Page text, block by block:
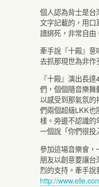
個人認為背士是台
文字記載的，用口
譜綁死，非常自由
牽手說『十殿』
去抓那現世為非作
『十殿』演出長
們，個個隨音樂舞
以感受到那氣氛的
們兩個超級LKK也
樣。旁邊不認識的
一個說「你們很投
參加這場音樂會
朋友以創意要讓
烈的支持。牽手說
http://